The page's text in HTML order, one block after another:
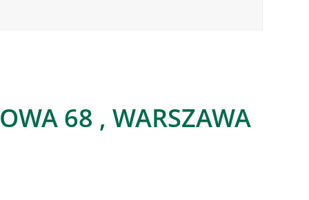
68 , WARSZAWA